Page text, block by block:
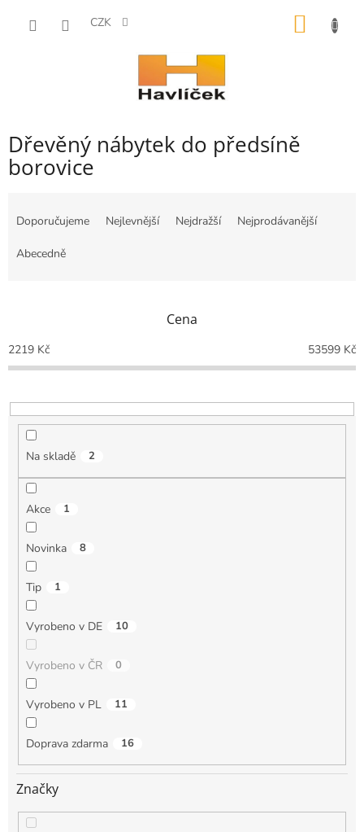
CZK
Dřevěný nábytek do předsíně
borovice
o
d
k
t
Doporučujeme Nejlevnější Nejdražší Nejprodávanější
Abecedně
Cena
2219 Kč 53599 Kč
Na skladě 2
Akce 1
Novinka 8
Tip 1
Vyrobeno v DE 10
Vyrobeno v ČR 0
Vyrobeno v PL 11
Doprava zdarma 16
Značky